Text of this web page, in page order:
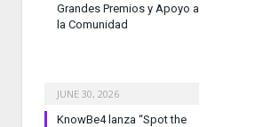
Grandes Premios y Apoyo a
la Comunidad
JUNE 30, 2026
KnowBe4 lanza “Spot the